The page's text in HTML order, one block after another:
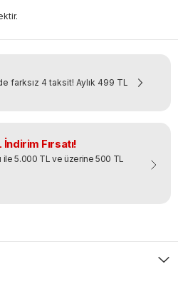
farksız 4 taksit! Aylık 499 TL
Fırsatı!
5.000 TL ve üzerine 500 TL